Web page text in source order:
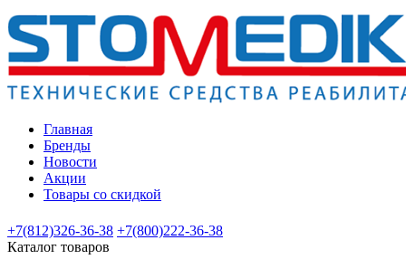
Главная
Бренды
Новости
Акции
Товары со скидкой
+7(812)326-36-38 +7(800)222-36-38
Каталог товаров